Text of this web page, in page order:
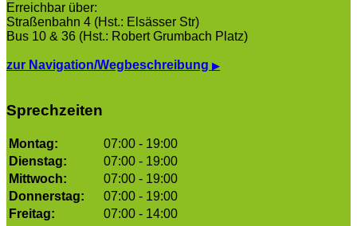
Erreichbar über:
Straßenbahn 4 (Hst.: Elsässer Str)
Bus 10 & 36 (Hst.: Robert Grumbach Platz)
zur Navigation/Wegbeschreibung ▶
Sprechzeiten
Montag:
07:00 - 19:00
Dienstag:
07:00 - 19:00
Mittwoch:
07:00 - 19:00
Donnerstag:
07:00 - 19:00
Freitag:
07:00 - 14:00